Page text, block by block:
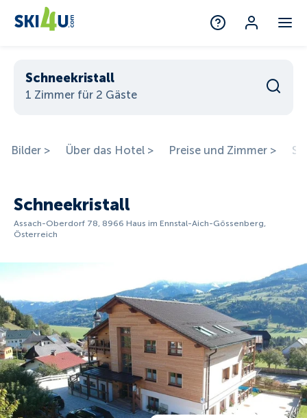
Schneekristall
1 Zimmer für 2 Gäste
Bilder > Über das Hotel > Preise und Zimmer >
Schneekristall
Assach-Oberdorf 78, 8966 Haus im Ennstal-Aich-Gössenberg,
Österreich